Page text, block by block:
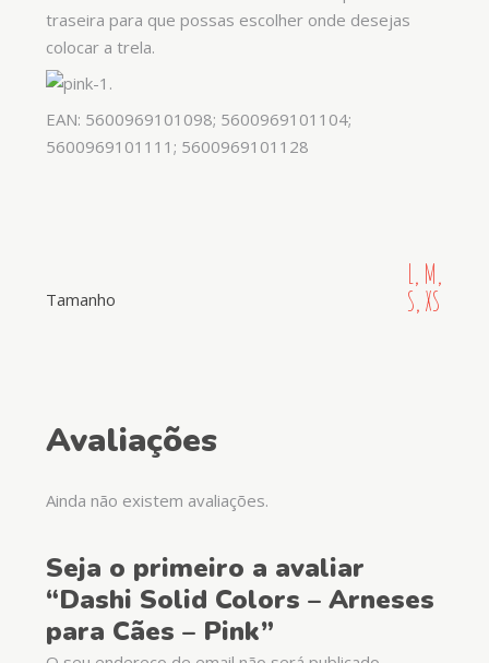
traseira para que possas escolher onde desejas
colocar a trela.
EAN: 5600969101098; 5600969101104;
5600969101111; 5600969101128
Tamanho
L, M,
S, XS
Avaliações
Ainda não existem avaliações.
Seja o primeiro a avaliar
“Dashi Solid Colors – Arneses
para Cães – Pink”